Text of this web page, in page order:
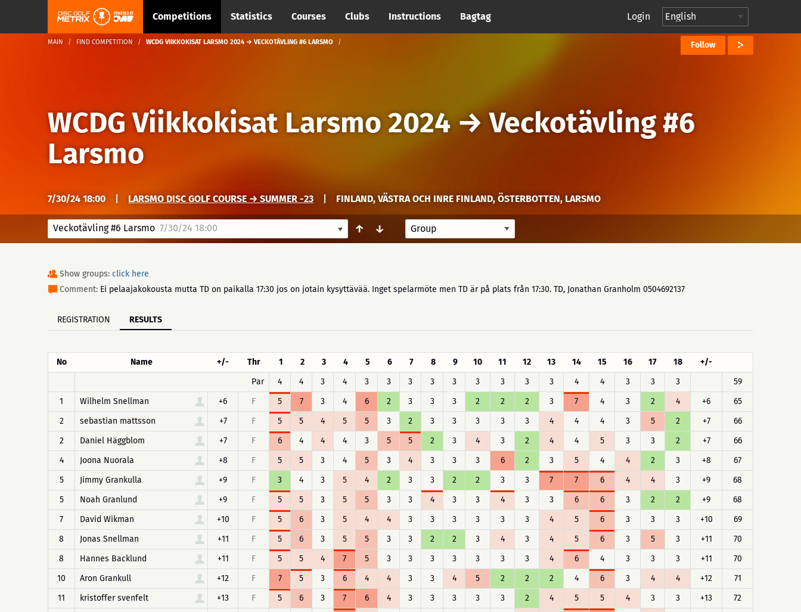
Competitions Statistics Courses Clubs Instructions Bagtag Login
MAIN FIND COMPETITION WCDG VIIKKOKISAT LARSMO 2024 → VECKOTÄVLING #6 LARSMO Follow
WCDG Viikkokisat Larsmo 2024→Veckotävling #6
Larsmo
7/30/24 18:00 LARSMO DISC GOLF COURSE → SUMMER -23 FINLAND, VÄSTRA OCH INRE FINLAND, ÖSTERBOTTEN, LARSMO
Veckotävling #6 Larsmo 7/30/24 18:00 ↑ ↓
Show groups: click here
Comment: Ei pelaajakokousta mutta TD on paikalla 17:30 jos on jotain kysyttävää. Inget spelarmöte men TD är på plats från 17:30. TD, Jonathan Granholm 0504692137
REGISTRATION RESULTS
No Name +/- Thr 1 2 3 4 5 6 7 8 9 10 11 12 13 14 15 16 17 18
+/-
Par
4 4 3 4 3 3 3 3 3 3 3 3 3 4 4 3 3 3
59
1
Wilhelm Snellman +6 F 5 7 3 4 6 2 3 3 3 2 2 2 3 7 4 3 2 4 +6
65
2
sebastian mattsson +7 F 5 5 4 5 5 3 2 3 3 3 3 3 4 4 4 3 5 2 +7
66
2
Daniel Häggblom +7 F 6 4 4 4 3 5 5 2 3 4 3 2 4 4 5 3 3 2 +7
66
4
Joona Nuorala +8 F 5 5 3 4 5 3 4 3 3 3 6 2 3 5 4 4 2 3 +8
67
5
Jimmy Grankulla +9 F 3 4 3 5 4 2 3 3 2 2 3 3 7 7 6 4 4 3 +9
68
5
Noah Granlund +9 F 5 5 3 5 5 3 3 4 3 3 4 3 3 6 6 3 2 2 +9
68
7
David Wikman +10 F 5 6 3 5 4 4 3 3 3 3 3 3 4 5 6 3 3 3 +10
69
8
Jonas Snellman +11 F 5 6 3 5 5 3 3 2 2 3 4 3 4 5 6 3 5 3 +11
70
8
Hannes Backlund +11 F 5 5 4 7 5 3 3 3 3 3 3 3 4 6 4 3 3 3 +11
70
10
Aron Grankull +12 F 7 5 3 6 4 4 3 3 4 5 2 2 2 4 6 3 4 4 +12
71
11
kristoffer svenfelt +13 F 5 6 3 7 6 4 3 3 3 3 3 2 4 5 5 4 3 3 +13
72